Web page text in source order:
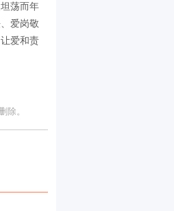
荡而年
爱岗敬
爱和责
除。